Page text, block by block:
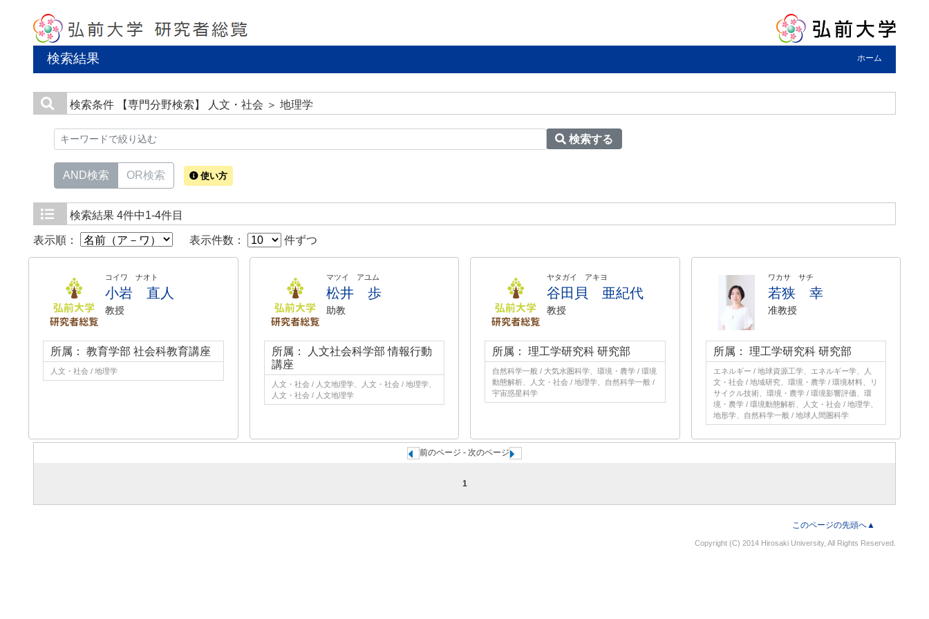
検索結果 ホーム
検索条件 【専門分野検索】 人文・社会 ＞ 地理学
検索する
AND検索 OR検索 使い方
検索結果 4件中1-4件目
表示順： 表示件数： 件ずつ
コイワ ナオト
小岩 直人
教授
所属： 教育学部 社会科教育講座
人文・社会 / 地理学
マツイ アユム
松井 歩
助教
所属： 人文社会科学部 情報行動
講座
人文・社会 / 人文地理学、人文・社会 / 地理学、
人文・社会 / 人文地理学
ヤタガイ アキヨ
谷田貝 亜紀代
教授
所属： 理工学研究科 研究部
自然科学一般 / 大気水圏科学、環境・農学 / 環境
動態解析、人文・社会 / 地理学、自然科学一般 /
宇宙惑星科学
ワカサ サチ
若狭 幸
准教授
所属： 理工学研究科 研究部
エネルギー / 地球資源工学、エネルギー学、人
文・社会 / 地域研究、環境・農学 / 環境材料、リ
サイクル技術、環境・農学 / 環境影響評価、環
境・農学 / 環境動態解析、人文・社会 / 地理学、
地形学、自然科学一般 / 地球人間圏科学
前のページ - 次のページ
1
このページの先頭へ▲
Copyright (C) 2014 Hirosaki University, All Rights Reserved.